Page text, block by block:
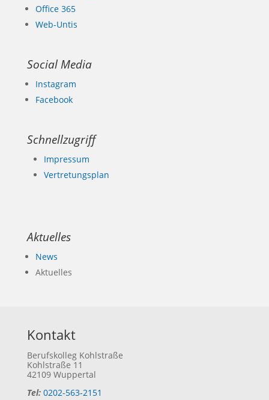
Office 365
Web-Untis
Social Media
Instagram
Facebook
Schnellzugriff
Impressum
Vertretungsplan
Aktuelles
News
Aktuelles
Kontakt
Berufskolleg Kohlstraße
Kohlstraße 11
42109 Wuppertal
Tel: 0202-563-2151